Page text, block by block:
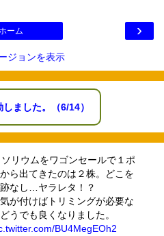
›
ーム
ジョンを表示
ました。（6/14）
リウムをワゴンセールで１ポ
ら出てきたのは２株。どこを
なし…ヤラレタ！？
が付けばトリミングが必要な
うでも良くなりました。
BU4MegEOh2